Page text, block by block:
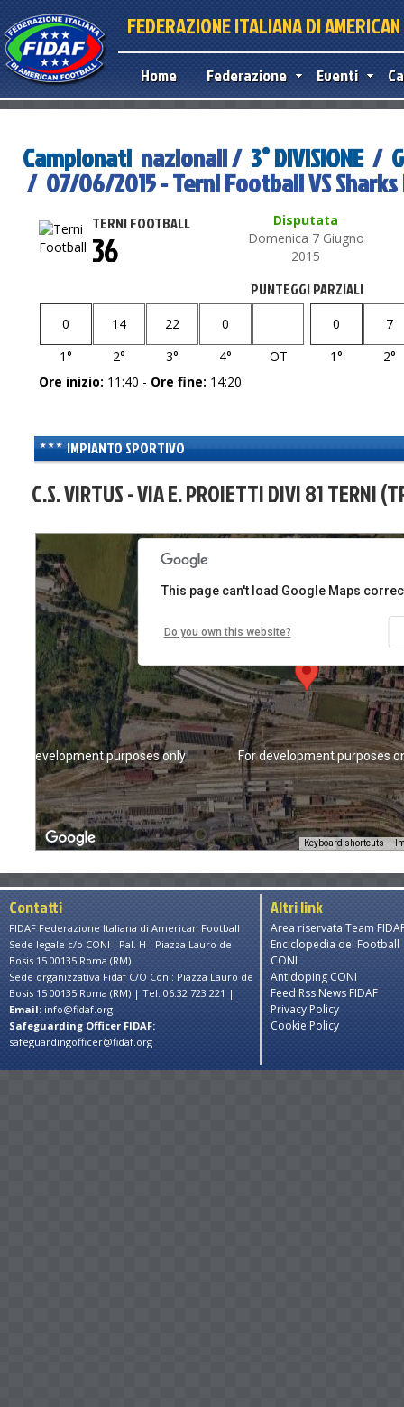
FEDERAZIONE ITALIANA DI
Home Federazione Eventi
Campionati nazionali / 3° DIVISIONE/
/ 07/06/2015 - Terni Football VS Sharks
TERNI FOOTBALL
Disputata
Domenica 7 Giugno
2015
36
PUNTEGGI PARZIALI
0 14 22
0
1°
2° 3° 4° OT
0
7
1°
2°
Ore inizio: 11:40 - Ore fine: 14:20
IMPIANTO SPORTIVO
C.S. VIRTUS - VIA E. PROIETTI DIVI 81 TERNI
For development purposes only For development purposes
Keyboard shortcuts
This page can't load Google Maps
Do you own this website?
Contatti
FIDAF Federazione Italiana di American Football
Sede legale c/o CONI - Pal. H - Piazza Lauro de
Bosis 15 00135 Roma (RM)
Sede organizzativa Fidaf C/O Coni: Piazza Lauro de
Bosis 15 00135 Roma (RM) | Tel. 06.32 723 221 |
Email: info@fidaf.org
Safeguarding Officer FIDAF:
safeguardingofficer@fidaf.org
Altri link
Area riservata Team
Enciclopedia del Football
CONI
Antidoping CONI
Feed Rss News FIDAF
Privacy Policy
Cookie Policy